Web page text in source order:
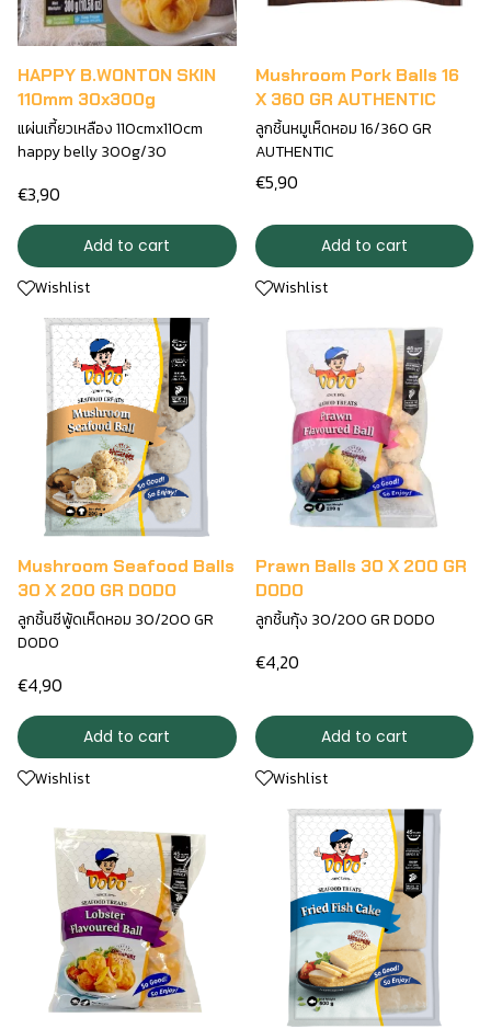
HAPPY B.WONTON SKIN
110mm 30x300g
แผ่นเกี้ยวเหลือง 110cmx110cm
happy belly 300g/30
€3,90
Add to cart
Wishlist
Mushroom Pork Balls 16
X 360 GR AUTHENTIC
ลูกชิ้นหมูเห็ดหอม 16/360 GR
AUTHENTIC
€5,90
Add to cart
Wishlist
Mushroom Seafood Balls
30 X 200 GR DODO
ลูกชิ้นซีพู้ดเห็ดหอม 30/200 GR
DODO
€4,90
Add to cart
Wishlist
Prawn Balls 30 X 200 GR
DODO
ลูกชิ้นกุ้ง 30/200 GR DODO
€4,20
Add to cart
Wishlist